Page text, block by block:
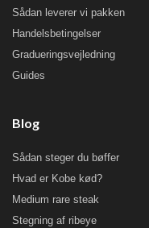
Sådan leverer vi pakken
Handelsbetingelser
Gradueringsvejledning
Guides
Blog
Sådan steger du bøffer
Hvad er Kobe kød?
Medium rare steak
Stegning af ribeye